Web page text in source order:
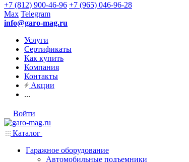
+7 (812) 900-46-96 +7 (965) 046-96-28
Max Telegram
info@garo-mag.ru
Услуги
Сертификаты
Как купить
Компания
Контакты
Акции
...
Войти
Каталог
Гаражное оборудование
Автомобильные подъемники